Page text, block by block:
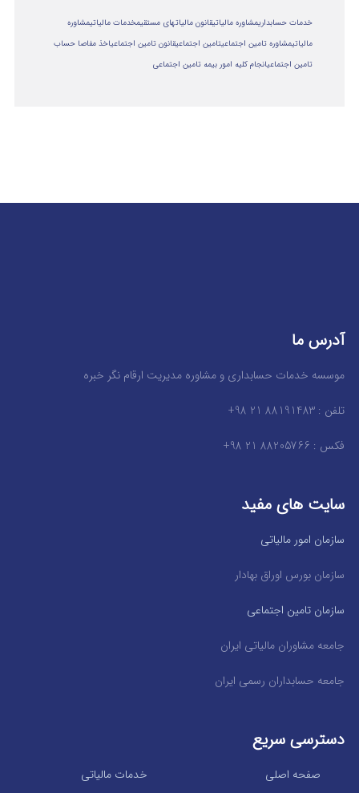
خدمات حسابداریمشاوره مالیاتیقانون مالیاتهای مستقیمخدمات مالیاتیمشاوره
مالياتيمشاوره تامین اجتماعیتامین اجتماعیقانون تامین اجتماعیاخذ مفاصا حساب
تامین اجتماعیانجام کلیه امور بیمه تامین اجتماعی
آدرس ما
موسسه خدمات حسابداری و مشاوره مدیریت ارقام نگر خبره
تلفن : 88191483 21 98+
فکس : 88205766 21 98+
سایت های مفید
سازمان امور مالیاتی
سازمان بورس اوراق بهادار
سازمان تامین اجتماعی
جامعه مشاوران مالیاتی ایران
جامعه حسابداران رسمی ایران
دسترسی سریع
خدمات مالیاتی صفحه اصلی